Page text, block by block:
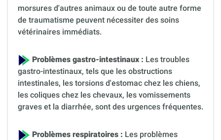
morsures d'autres animaux ou de toute autre forme
de traumatisme peuvent nécessiter des soins
vétérinaires immédiats.
Problèmes gastro-intestinaux : Les troubles
gastro-intestinaux, tels que les obstructions
intestinales, les torsions d'estomac chez les chiens,
les coliques chez les chevaux, les vomissements
graves et la diarrhée, sont des urgences fréquentes.
Problèmes respiratoires : Les problèmes